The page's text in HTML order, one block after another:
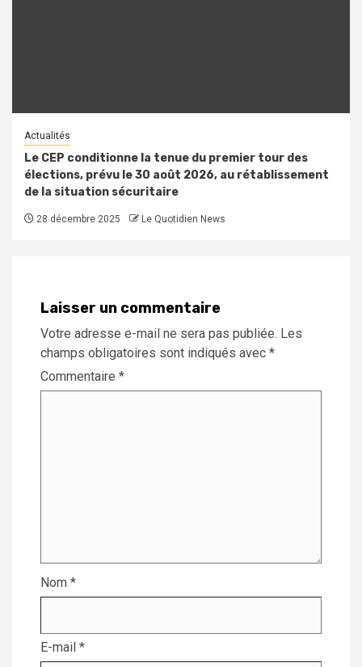
Actualités
Le CEP conditionne la tenue du premier tour des
élections, prévu le 30 août 2026, au rétablissement
de la situation sécuritaire
28 décembre 2025 Le Quotidien News
Laisser un commentaire
Votre adresse e-mail ne sera pas publiée. Les
champs obligatoires sont indiqués avec *
Commentaire *
Nom *
E-mail *